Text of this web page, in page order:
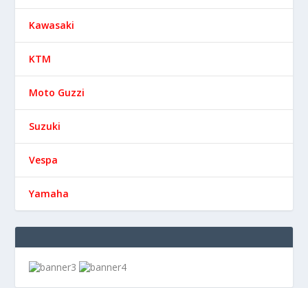
Kawasaki
KTM
Moto Guzzi
Suzuki
Vespa
Yamaha